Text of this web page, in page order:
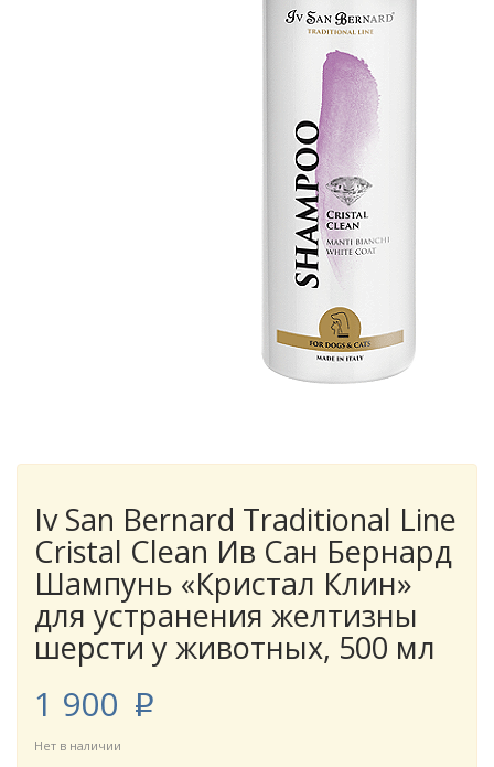
Iv San Bernard Traditional Line
Cristal Clean Ив Сан Бернард
Шам­пунь «Кри­с­тал Клин»
для устранения желтизны
шерсти у жи­вот­ных, 500 мл
1 900 p
Нет в наличии